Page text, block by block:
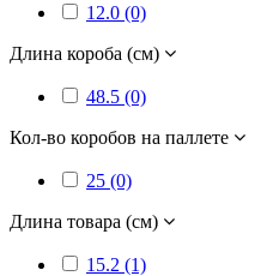
12.0 (0)
Длина короба (см)
48.5 (0)
Кол-во коробов на паллете
25 (0)
Длина товара (см)
15.2 (1)